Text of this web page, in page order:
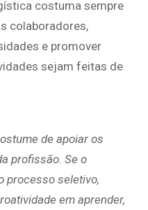
costuma sempre
colaboradores,
e promover
sejam feitas de
de apoiar os
profissão. Se o
processo seletivo,
em aprender,